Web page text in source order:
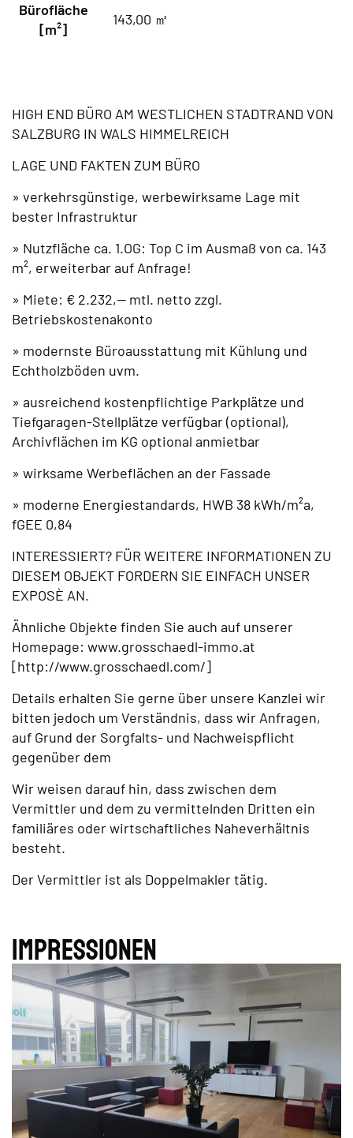
Bürofläche
[m²]
143,00 ㎡
HIGH END BÜRO AM WESTLICHEN STADTRAND VON
SALZBURG IN WALS HIMMELREICH
LAGE UND FAKTEN ZUM BÜRO
» verkehrsgünstige, werbewirksame Lage mit
bester Infrastruktur
» Nutzfläche ca. 1.OG: Top C im Ausmaß von ca. 143
m², erweiterbar auf Anfrage!
» Miete: € 2.232,-- mtl. netto zzgl.
Betriebskostenakonto
» modernste Büroausstattung mit Kühlung und
Echtholzböden uvm.
» ausreichend kostenpflichtige Parkplätze und
Tiefgaragen-Stellplätze verfügbar (optional),
Archivflächen im KG optional anmietbar
» wirksame Werbeflächen an der Fassade
» moderne Energiestandards, HWB 38 kWh/m²a,
fGEE 0,84
INTERESSIERT? FÜR WEITERE INFORMATIONEN ZU
DIESEM OBJEKT FORDERN SIE EINFACH UNSER
EXPOSÈ AN.
Ähnliche Objekte finden Sie auch auf unserer
Homepage: www.grosschaedl-immo.at
[http://www.grosschaedl.com/]
Details erhalten Sie gerne über unsere Kanzlei wir
bitten jedoch um Verständnis, dass wir Anfragen,
auf Grund der Sorgfalts- und Nachweispflicht
gegenüber dem
Wir weisen darauf hin, dass zwischen dem
Vermittler und dem zu vermittelnden Dritten ein
familiäres oder wirtschaftliches Naheverhältnis
besteht.
Der Vermittler ist als Doppelmakler tätig.
Impres­sionen